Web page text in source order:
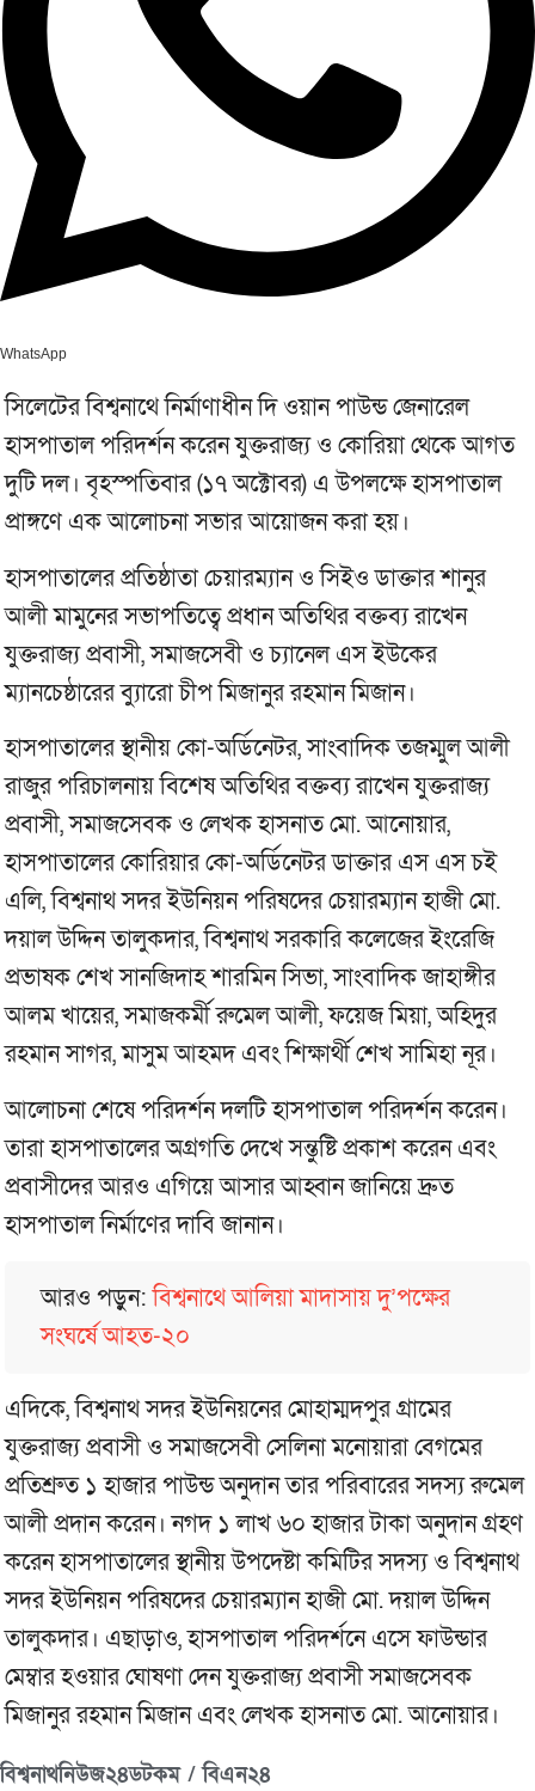
WhatsApp
সিলেটের বিশ্বনাথে নির্মাণাধীন দি ওয়ান পাউন্ড জেনারেল
হাসপাতাল পরিদর্শন করেন যুক্তরাজ্য ও কোরিয়া থেকে আগত
দুটি দল। বৃহস্পতিবার (১৭ অক্টোবর) এ উপলক্ষে হাসপাতাল
প্রাঙ্গণে এক আলোচনা সভার আয়োজন করা হয়।
হাসপাতালের প্রতিষ্ঠাতা চেয়ারম্যান ও সিইও ডাক্তার শানুর
আলী মামুনের সভাপতিত্বে প্রধান অতিথির বক্তব্য রাখেন
যুক্তরাজ্য প্রবাসী, সমাজসেবী ও চ্যানেল এস ইউকের
ম্যানচেষ্ঠারের ব্যুারো চীপ মিজানুর রহমান মিজান।
হাসপাতালের স্থানীয় কো-অর্ডিনেটর, সাংবাদিক তজম্মুল আলী
রাজুর পরিচালনায় বিশেষ অতিথির বক্তব্য রাখেন যুক্তরাজ্য
প্রবাসী, সমাজসেবক ও লেখক হাসনাত মো. আনোয়ার,
হাসপাতালের কোরিয়ার কো-অর্ডিনেটর ডাক্তার এস এস চই
এলি, বিশ্বনাথ সদর ইউনিয়ন পরিষদের চেয়ারম্যান হাজী মো.
দয়াল উদ্দিন তালুকদার, বিশ্বনাথ সরকারি কলেজের ইংরেজি
প্রভাষক শেখ সানজিদাহ শারমিন সিভা, সাংবাদিক জাহাঙ্গীর
আলম খায়ের, সমাজকর্মী রুমেল আলী, ফয়েজ মিয়া, অহিদুর
রহমান সাগর, মাসুম আহমদ এবং শিক্ষার্থী শেখ সামিহা নূর।
আলোচনা শেষে পরিদর্শন দলটি হাসপাতাল পরিদর্শন করেন।
তারা হাসপাতালের অগ্রগতি দেখে সন্তুষ্টি প্রকাশ করেন এবং
প্রবাসীদের আরও এগিয়ে আসার আহ্বান জানিয়ে দ্রুত
হাসপাতাল নির্মাণের দাবি জানান।
আরও পড়ুন:বিশ্বনাথে আলিয়া মাদাসায় দু’পক্ষের
সংঘর্ষে আহত-২০
এদিকে, বিশ্বনাথ সদর ইউনিয়নের মোহাম্মদপুর গ্রামের
যুক্তরাজ্য প্রবাসী ও সমাজসেবী সেলিনা মনোয়ারা বেগমের
প্রতিশ্রুত ১ হাজার পাউন্ড অনুদান তার পরিবারের সদস্য রুমেল
আলী প্রদান করেন। নগদ ১ লাখ ৬০ হাজার টাকা অনুদান গ্রহণ
করেন হাসপাতালের স্থানীয় উপদেষ্টা কমিটির সদস্য ও বিশ্বনাথ
সদর ইউনিয়ন পরিষদের চেয়ারম্যান হাজী মো. দয়াল উদ্দিন
তালুকদার। এছাড়াও, হাসপাতাল পরিদর্শনে এসে ফাউন্ডার
মেম্বার হওয়ার ঘোষণা দেন যুক্তরাজ্য প্রবাসী সমাজসেবক
মিজানুর রহমান মিজান এবং লেখক হাসনাত মো. আনোয়ার।
বিশ্বনাথনিউজ২৪ডটকম / বিএন২৪